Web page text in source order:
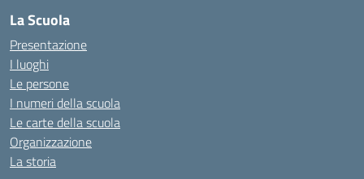
La Scuola
Presentazione
I luoghi
Le persone
I numeri della scuola
Le carte della scuola
Organizzazione
La storia